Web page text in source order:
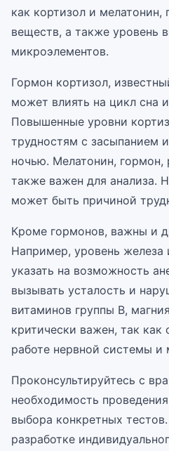
как кортизол и мелатонин,
веществ, а также уровень
микроэлементов.
Гормон кортизол,
может влиять на цикл сна
Повышенные уровни
трудностям с засыпанием
ночью. Мелатонин, гормон,
также важен для анализа.
может быть причиной
Кроме гормонов, важны и
Например, уровень
указать на возможность
вызывать усталость и
витаминов группы В,
критически важен, так как
работе нервной системы
Проконсультируйтесь с
необходимость
выбора конкретных
разработке